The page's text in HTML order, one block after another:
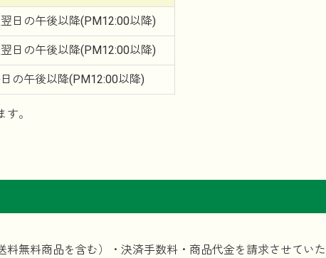
日の午後以降(PM12:00以降)
日の午後以降(PM12:00以降)
の午後以降(PM12:00以降)
。
無料商品を含む）・決済手数料・商品代金を請求させていた